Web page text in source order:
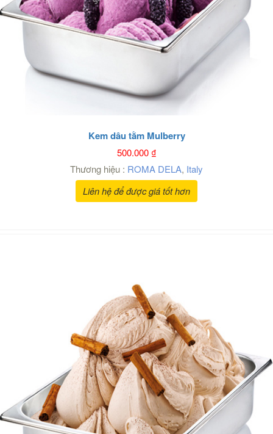
Kem dâu tằm Mulberry
500.000₫
Thương hiệu : ROMA DELA, Italy
Liên hệ để được giá tốt hơn